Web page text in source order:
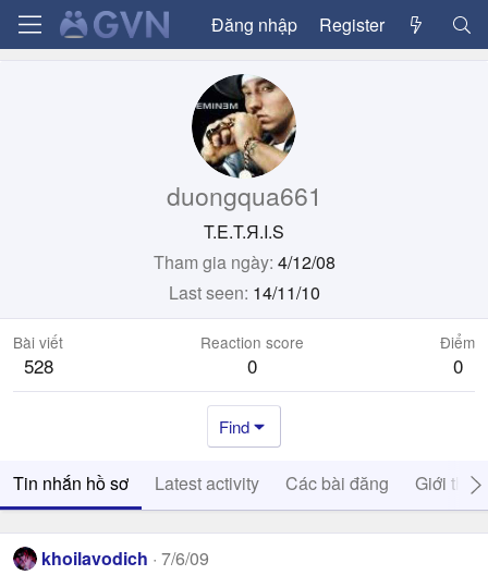
Đăng nhập Register
duongqua661
T.E.T.Я.I.S
Tham gia ngày 4/12/08
Last seen 14/11/10
Bài viết
528
Reaction score
0
Điểm
0
Find
Tin nhắn hồ sơ Latest activity Các bài đăng Giới thiệu
khoilavodich 7/6/09